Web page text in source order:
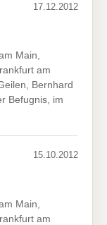
17.12.2012
Main,
am
Bernhard
Befugnis, im
15.10.2012
Main,
am